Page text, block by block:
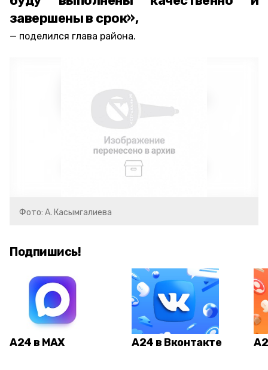
завершены в срок»,
поделился глава района.
Фото: А. Касымгалиева
Подпишись!
А24 в MAX А24 в Вконтакте